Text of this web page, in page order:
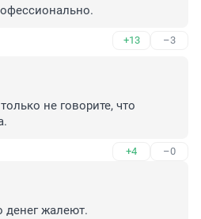
+13 –3
не говорите, что
+4 –0
денег жалеют.